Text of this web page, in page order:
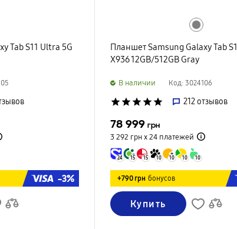
Tab S11 Ultra 5G
-3%
Планшет Samsung Galaxy Tab
X936 12GB/512GB Gray
B наличии Код: 3024106
star star star star star 212отзывов
78 999 грн
3 292 грн х 24 платежей
24 15 15 10 10 10 10
+790 грн бонусов
Купить